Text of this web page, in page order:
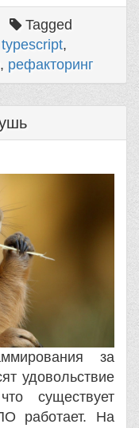
Tagged
typescript,
, рефакторинг
за
удовольствие
существует
работает. На